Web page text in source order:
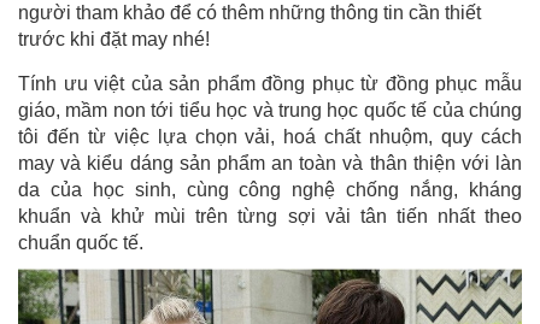
người tham khảo để có thêm những thông tin cần thiết
trước khi đặt may nhé!
Tính ưu việt của sản phẩm đồng phục từ đồng phục mẫu
giáo, mầm non tới tiểu học và trung học quốc tế của chúng
tôi đến từ việc lựa chọn vải, hoá chất nhuộm, quy cách
may và kiểu dáng sản phẩm an toàn và thân thiện với làn
da của học sinh, cùng công nghệ chống nắng, kháng
khuẩn và khử mùi trên từng sợi vải tân tiến nhất theo
chuẩn quốc tế.